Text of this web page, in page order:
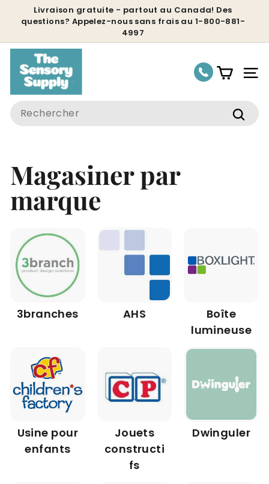
Passer
contenu
Diaporama
Pause
Livraison gratuite - partout au Canada! Des
questions? Appelez-nous sans frais au 1-800-881-
4997
Search
Magasiner par
marque
3branches AHS
Boîte
lumineuse
Usine pour
enfants
Jouets
constructi
fs
Dwinguler